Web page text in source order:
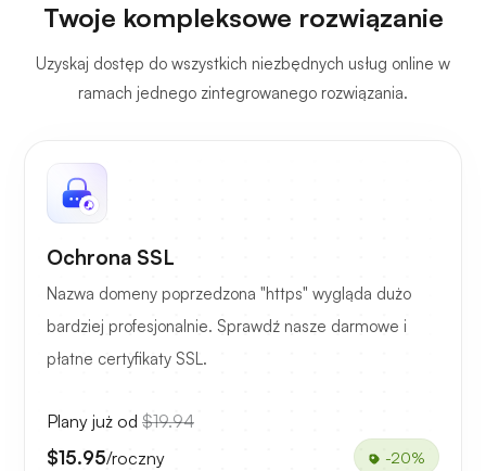
Twoje kompleksowe rozwiązanie
Uzyskaj dostęp do wszystkich niezbędnych usług online w
ramach jednego zintegrowanego rozwiązania.
Ochrona SSL
Nazwa domeny poprzedzona "https" wygląda dużo
bardziej profesjonalnie. Sprawdź nasze darmowe i
płatne certyfikaty SSL.
Plany już od $19.94
$15.95/roczny -20%